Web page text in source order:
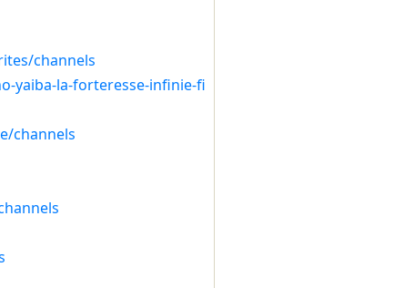
channels
yaiba-la-forteresse-infinie-fi
channels